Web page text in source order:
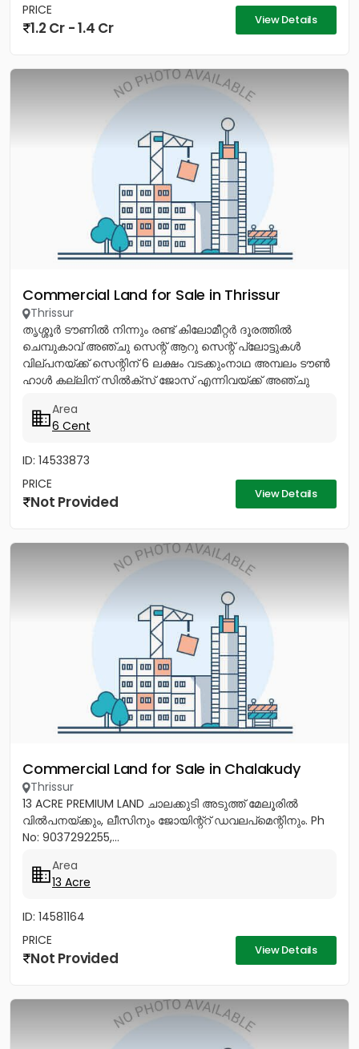
PRICE
1.2 Cr - 1.4 Cr View Details
Commercial Land for Sale in Thrissur
Thrissur
തൃശ്ശൂർ ടൗണിൽ നിന്നും രണ്ട് കിലോമീറ്റർ ദൂരത്തിൽ
ചെമ്പുകാവ് അഞ്ചു സെന്റ് ആറു സെന്റ് പ്ലോട്ടുകൾ
വില്പനയ്ക്ക് സെന്റിന് 6 ലക്ഷം വടക്കുംനാഥ അമ്പലം ടൗൺ
ഹാൾ കല്ലിന് സിൽക്സ് ജോസ് എന്നിവയ്ക്ക് അഞ്ചു
Area
6 Cent
ID: 14533873
PRICE
Not Provided View Details
Commercial Land for Sale in Chalakudy
Thrissur
13 ACRE PREMIUM LAND ചാലക്കുടി അടുത്ത് മേലൂരിൽ
വിൽപനയ്ക്കും, ലീസിനും ജോയിന്റ്റ് ഡവലപ്മെന്റിനും. Ph
No: 9037292255,...
Area
13 Acre
ID: 14581164
PRICE
Not Provided View Details